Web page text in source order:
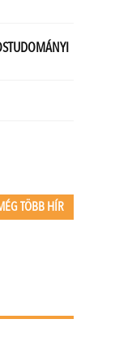
TÖBB HÍR